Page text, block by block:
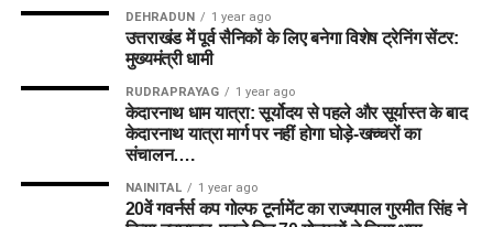
DEHRADUN 1 year ago
उत्तराखंड में पूर्व सैनिकों के लिए बनेगा विशेष ट्रेनिंग सेंटर:
मुख्यमंत्री धामी
RUDRAPRAYAG 1 year ago
केदारनाथ धाम यात्रा: सूर्योदय से पहले और सूर्यास्त के बाद
केदारनाथ यात्रा मार्ग पर नहीं होगा घोड़े-खच्चरों का
संचालन….
NAINITAL 1 year ago
20वें गवर्नर्स कप गोल्फ टूर्नामेंट का राज्यपाल गुरमीत सिंह ने